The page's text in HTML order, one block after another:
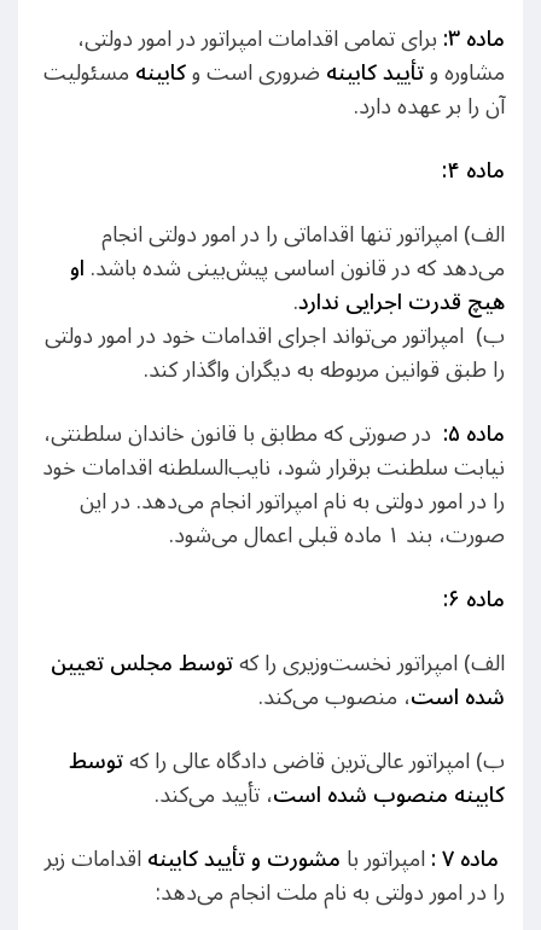
ماده ۳ :برای تمامی اقدامات امپراتور در امور دولتی،
مشاوره وتأیید کابینهضروری است وکابینهمسئولیت
آن را بر عهده دارد.
ماده ۴ :
الف) امپراتور تنها اقداماتی را در امور دولتی انجام
می‌دهد که در قانون اساسی پیش‌بینی شده باشد.او
هیچ قدرت اجرایی ندارد.
ب) امپراتور می‌تواند اجرای اقدامات خود در امور دولتی
را طبق قوانین مربوطه به دیگران واگذار کند.
ماده ۵ : در صورتی که مطابق با قانون خاندان سلطنتی،
نیابت سلطنت برقرار شود، نایب‌السلطنه اقدامات خود
را در امور دولتی به نام امپراتور انجام می‌دهد. در این
صورت، بند ۱ ماده قبلی اعمال می‌شود.
ماده ۶ :
الف) امپراتور نخست‌وزیری را کهتوسط مجلس تعیین
شده است، منصوب می‌کند.
ب) امپراتور عالی‌ترین قاضی دادگاه عالی را کهتوسط
کابینه منصوب شده است، تأیید می‌کند.
ماده ۷ :امپراتور بامشورت و تأیید کابینهاقدامات زیر
را در امور دولتی به نام ملت انجام می‌دهد: